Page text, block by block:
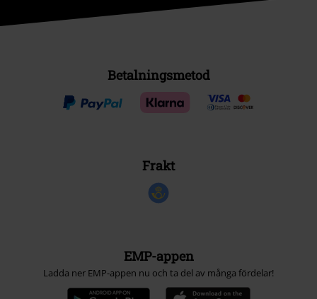
Betalningsmetod
Frakt
EMP-appen
Ladda ner EMP-appen nu och ta del av många fördelar!